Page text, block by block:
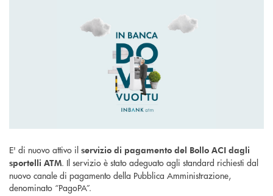
E' di nuovo attivo il servizio di pagamento del Bollo ACI dagli
sportelli ATM. Il servizio è stato adeguato agli standard richiesti dal
nuovo canale di pagamento della Pubblica Amministrazione,
denominato “PagoPA”.